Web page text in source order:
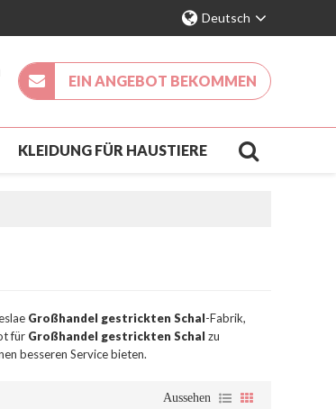
Deutsch
EIN ANGEBOT BEKOMMEN
KLEIDUNG FÜR HAUSTIERE
Großhandel gestrickten Schal-Fabrik,
für Großhandel gestrickten Schal zu
besseren Service bieten.
Aussehen